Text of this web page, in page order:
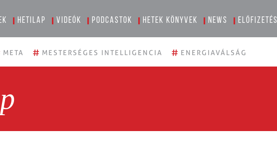
Hetilap Videók Podcastok Hetek könyvek News Előfizetés
META # MESTERSÉGES INTELLIGENCIA # ENERGIAVÁLSÁG